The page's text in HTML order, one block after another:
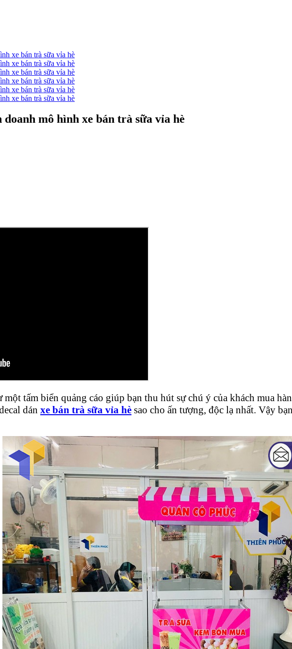
mô hình xe bán trà sữa vỉa hè
một tấm biển quảng cáo giúp bạn thu hút sự chú ý của khách mua
dán xe bán trà sữa vỉa hè sao cho ấn tượng, độc lạ nhất. Vậy